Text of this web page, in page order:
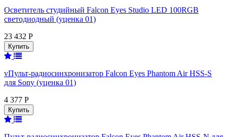
Осветитель студийный Falcon Eyes Studio LED 100RGB
светодиодный (уценка 01)
23 432 Р
vПульт-радиосинхронизатор Falcon Eyes Phantom Air HSS-S
для Sony (уценка 01)
4 377 Р